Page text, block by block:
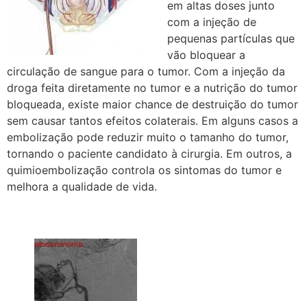
em altas doses junto
com a injeção de
pequenas partículas que
vão bloquear a
circulação de sangue para o tumor. Com a injeção da
droga feita diretamente no tumor e a nutrição do tumor
bloqueada, existe maior chance de destruição do tumor
sem causar tantos efeitos colaterais. Em alguns casos a
embolização pode reduzir muito o tamanho do tumor,
tornando o paciente candidato à cirurgia. Em outros, a
quimioembolização controla os sintomas do tumor e
melhora a qualidade de vida.